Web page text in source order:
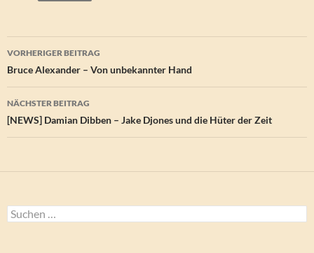
Beitragsnavigation
VORHERIGER BEITRAG
Bruce Alexander – Von unbekannter Hand
NÄCHSTER BEITRAG
[NEWS] Damian Dibben – Jake Djones und die Hüter der Zeit
Suchen
nach: